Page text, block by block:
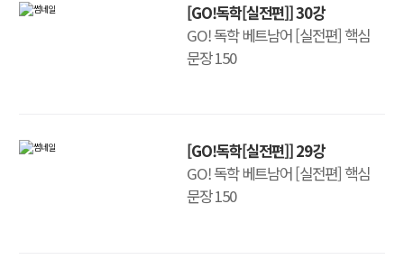
[GO!독학[실전편]] 30강
GO! 독학 베트남어 [실전편] 핵심
문장 150
[GO!독학[실전편]] 29강
GO! 독학 베트남어 [실전편] 핵심
문장 150